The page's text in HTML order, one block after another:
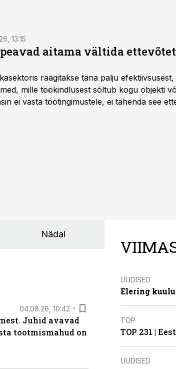
13:15
aitama vältida
räägitakse täna palju
mille töökindlusest sõltub kogu objekti
ei vasta töötingimustele, ei tähenda see
Nädal
04.08.26, 10:42
Juhid avavad
tootmismahud on
UUDISED
Elering
TOP
TOP 231 |
UUDISED